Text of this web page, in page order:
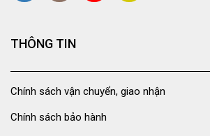
THÔNG TIN
Chính sách vận chuyển, giao nhận
Chính sách bảo hành